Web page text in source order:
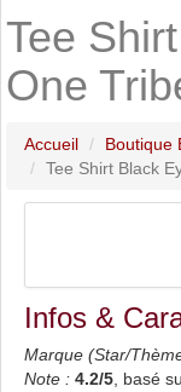
Tee
One
Accueil
Boutique
Tee Shirt Black
Infos &
Marque (Star/
Note : 4.2/5 , basé